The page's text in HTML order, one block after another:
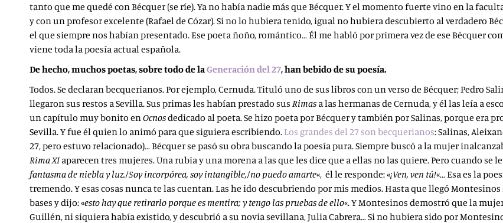
tanto que me quedé con Bécquer (se ríe). Ya no había nadie más que Bécquer. Y el momento fuerte vino en la
y con un profesor excelente (Rafael de Cózar). Si no lo hubiera tenido, igual no hubiera descubierto al verdadero
el que siempre nos habían presentado. Ese poeta ñoño, romántico… Él me habló por primera vez de ese Bécquer
viene toda la poesía actual española.
De hecho, muchos poetas, sobre todo de laGeneración del 27, han bebido de su poesía.
Todos. Se declaran becquerianos. Por ejemplo, Cernuda. Tituló uno de sus libros con un verso de Bécquer; Pedro
llegaron sus restos a Sevilla. Sus primas les habían prestado sus Rimas a las hermanas de Cernuda, y él las leía a
un capítulo muy bonito enOcnosdedicado al poeta. Se hizo poeta por Bécquer y también por Salinas, porque era
Sevilla. Y fue él quien lo animó para que siguiera escribiendo.Los grandes del 27 son becquerianos: Salinas,
27, pero estuvo relacionado)… Bécquer se pasó su obra buscando la poesía pura. Siempre buscó a la mujer
Rima XIaparecen tres mujeres. Una rubia y una morena a las que les dice que a ellas no las quiere. Pero cuando se le
fantasma de niebla y luz./Soy incorpórea, soy intangible,/no puedo amarte«, él le responde: «¡Ven, ven tú!«… Esa es la
tremendo. Y esas cosas nunca te las cuentan. Las he ido descubriendo por mis medios. Hasta que llegó
bases y dijo: «esto hay que retirarlo porque es mentira; y tengo las pruebas de ello«. Y Montesinos demostró que la
Guillén, ni siquiera había existido, y descubrió a su novia sevillana, Julia Cabrera… Si no hubiera sido por